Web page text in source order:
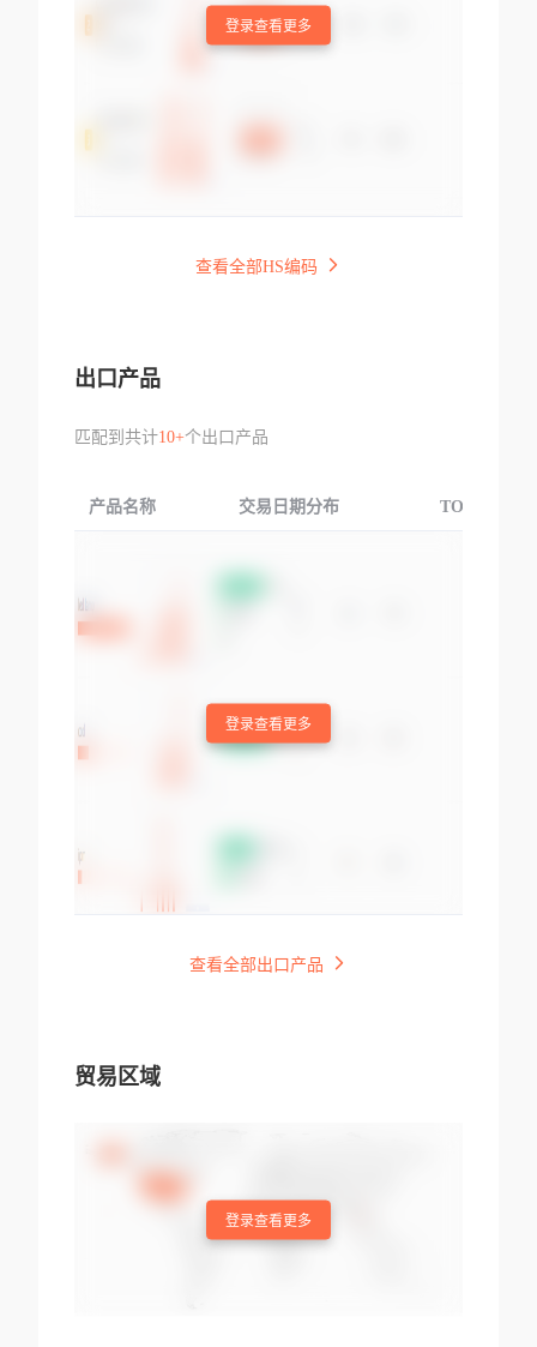
登录查看更多
查看全部HS编码
出口产品
匹配到共计10+个出口产品
产品名称 交易日期分布 TOP3交易国
登录查看更多
查看全部出口产品
贸易区域
登录查看更多